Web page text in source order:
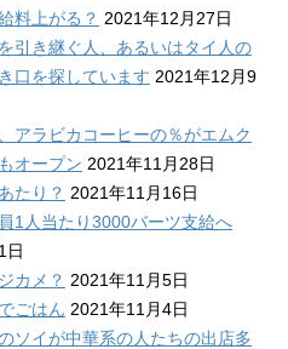
料上がる？ 2021年12月27日
引き継ぐ人、あるいはタイ人の
口を探しています 2021年12月9
アラビカコーヒーの％がエムク
オープン 2021年11月28日
たり？ 2021年11月16日
1人当たり3000バーツ支給へ
日
カメ？ 2021年11月5日
ごはん 2021年11月4日
ソイが中華系の人たちの出店多